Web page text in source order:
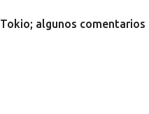
algunos comentarios